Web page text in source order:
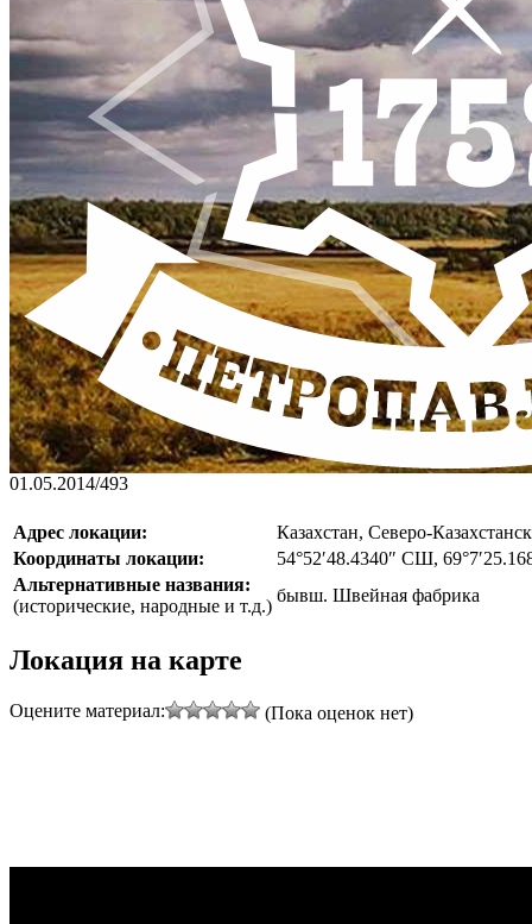
01.05.2014/493
Адрес локации:
Казахстан, Северо-
Координаты локации:
54°52′48.4340″ СШ,
Альтернативные названия:
(исторические, народные и т.д.)
бывш. Швейная фабрика
Локация на карте
Оцените материал: (Пока оценок нет)